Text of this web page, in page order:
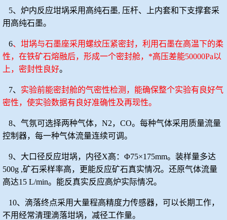
5、炉内反应坩埚采用高纯石墨, 压杆、上内套和下支撑套采
用高纯石墨。
6、坩埚与石墨座采用螺纹压紧密封，利用石墨在高温下的柔
性，在铁矿石熔融后，形成一个密封舱，*高压差能50000Pa以
上，密封性良好。
7、 实验前能密封舱的气密性检测，能确保整个实验有良好气
密性，使实验数据有良好准确性及再现性。
8、气氛可选择两种气体，N2，CO。每种气体采用质量流量
控制器，每一种气体流量连续可调。
9、大口径反应坩埚，内径X高：Φ75×175mm。装样量多达
500g ,矿石采样率高，更能反应矿石真实情况。还原气体流量
高达15 L/min。能反真实反应高炉实际情况。
10、滴落终点采用大量程高精度力传感器，可以长期工作，
不用经常清理滴落坩埚，减径工作量。